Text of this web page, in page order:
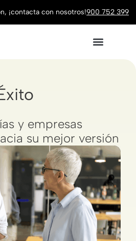
¡contacta con nosotros!900 752 399
y empresas
su mejor versión